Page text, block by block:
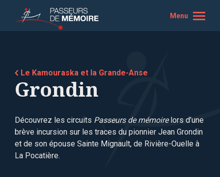
Menu
Le Kamouraska et la Grande-Anse
Grondin
Découvrez les circuits Passeurs de mémoirelors d’une
brève incursion sur les traces du pionnier Jean Grondin
et de son épouse Sainte Mignault, de Rivière-Ouelle à
La Pocatière.